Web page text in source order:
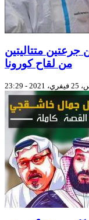
متتاليتين
من لقاح كورونا
- 23:29